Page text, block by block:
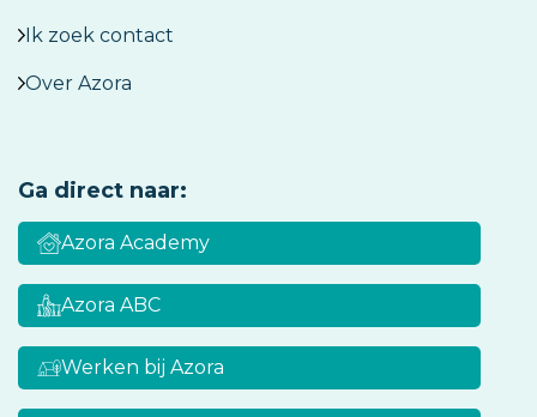
Ik zoek contact
Over Azora
Ga direct naar:
Azora Academy
Azora ABC
Werken bij Azora